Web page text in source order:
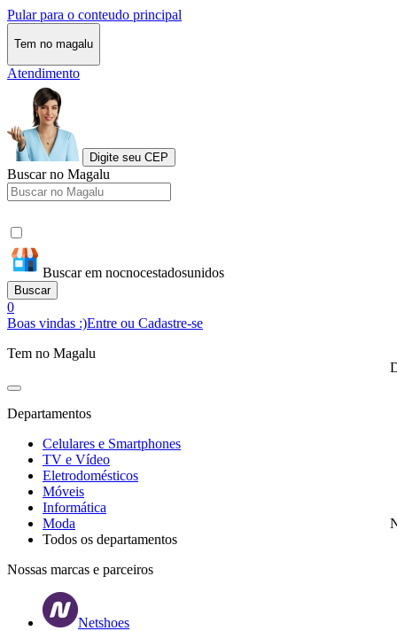
Pular para o conteudo principal
Tem no magalu
Atendimento
Digite seu CEP
Buscar no Magalu
Buscar em nocnocestadosunidos
Buscar
0
Boas vindas :)Entre ou Cadastre-se
Tem no Magalu
Departamentos
Celulares e Smartphones
TV e Vídeo
Eletrodomésticos
Móveis
Informática
Moda
Todos os departamentos
Nossas marcas e parceiros
Netshoes